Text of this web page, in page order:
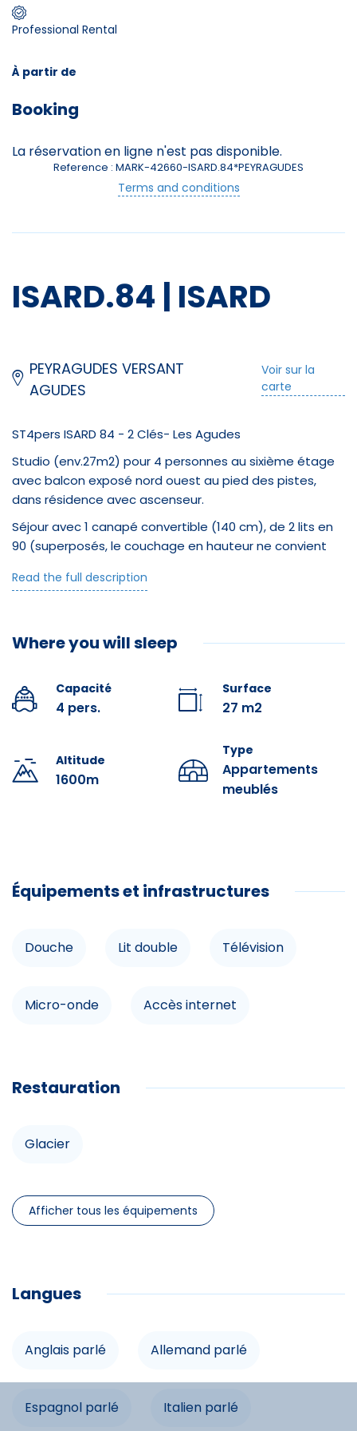
Etudiants - +
?
ISARD.84 | ISARD
PEYRAGUDES VERSANT
AGUDES
Voir sur la
carte
ST4pers ISARD 84 - 2 Clés- Les Agudes
Studio (env.27m2) pour 4 personnes au sixième étage
avec balcon exposé nord ouest au pied des pistes,
dans résidence avec ascenseur.
Séjour avec 1 canapé convertible (140 cm), de 2 lits en
90 (superposés, le couchage en hauteur ne convient
Cuisine équipée d'une cuisinière avec four, micro ondes,
Salle de bain avec douche et WC
Casier à ski indépendant au rez-de-chaussée.
Possibilité d'avoir un accès wifi dans l'appartement
Services à la demande à régler sur place : location linge
de lit ou de toilettes, parking souterrain, taxe animale,
ménage de fin de séjour, lit bébé, chaise haute, box
Read the full description
Where you will sleep
Capacité
4 pers.
Surface
27 m2
Altitude
1600m
Type
Appartements
meublés
Équipements et infrastructures
Douche Lit double Télévision
Micro-onde Accès internet
Restauration
Glacier
Afficher tous les équipements
Glacier
Équipements
Lit double
Commodités
Langues
Anglais parlé Allemand parlé
Espagnol parlé Italien parlé
Professional Rental
À partir de
Booking
La réservation en ligne n'est pas disponible.
Reference : MARK-42660-ISARD.84*PEYRAGUDES
Terms and conditions